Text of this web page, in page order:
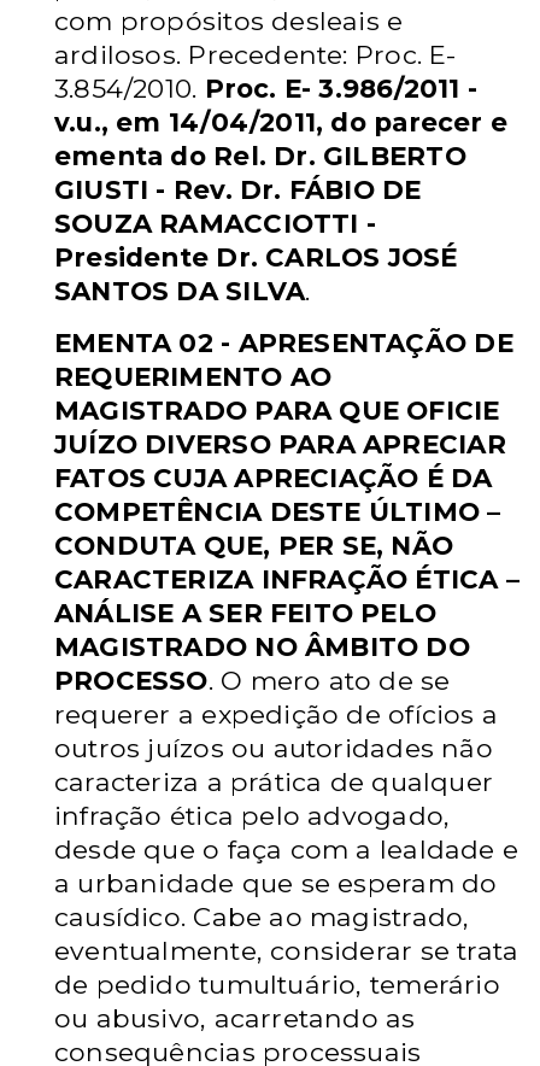
com propósitos desleais e
ardilosos. Precedente: Proc. E-
3.854/2010. Proc. E-3.986/2011 -
v.u., em 14/04/2011, do parecer e
ementa do Rel. Dr. GILBERTO
GIUSTI - Rev. Dr. FÁBIO DE
SOUZA RAMACCIOTTI -
Presidente Dr. CARLOS JOSÉ
SANTOS DA SILVA.
EMENTA 02 - APRESENTAÇÃO DE
REQUERIMENTO AO
MAGISTRADO PARA QUE OFICIE
JUÍZO DIVERSO PARA APRECIAR
FATOS CUJAAPRECIAÇÃO É DA
COMPETÊNCIA DESTE ÚLTIMO –
CONDUTA QUE, PER SE, NÃO
CARACTERIZA INFRAÇÃO ÉTICA –
ANÁLISE A SER FEITO PELO
MAGISTRADO NO ÂMBITO DO
PROCESSO. O mero ato de se
requerer a expedição de ofícios a
outros juízos ou autoridades não
caracteriza a prática de qualquer
infração ética pelo advogado,
desde que o faça com a lealdade e
a urbanidade que se esperam do
causídico. Cabe ao magistrado,
eventualmente, considerar se trata
de pedido tumultuário, temerário
ou abusivo, acarretando as
consequências processuais